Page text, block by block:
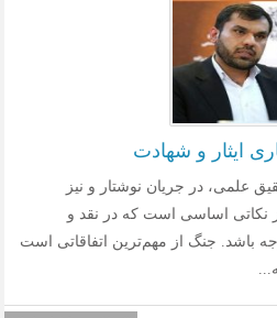
ایثار و شهادت
علمی، در جریان نوشتار و نیز
نکاتی اساسی است که در نقد و
باشد. جنگ از مهم‌ترین اتفاقاتی است